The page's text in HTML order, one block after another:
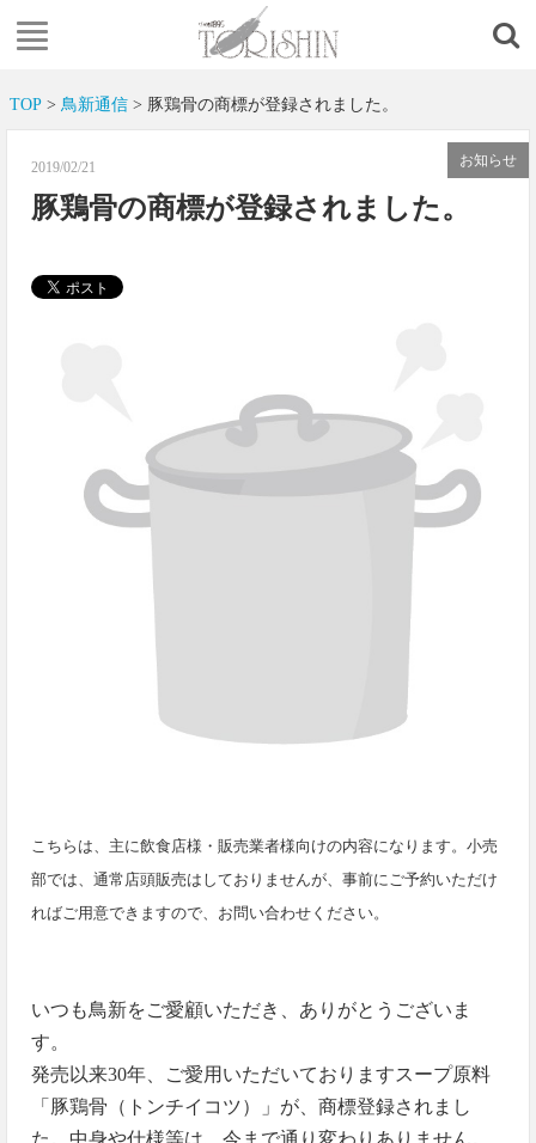
TOP> 鳥新通信> 豚鶏骨の商標が登録されました。
お知らせ
2019/02/21
豚鶏骨の商標が登録されました。
こちらは、主に飲食店様・販売業者様向けの内容になります。小売
部では、通常店頭販売はしておりませんが、事前にご予約いただけ
ればご用意できますので、お問い合わせください。
いつも鳥新をご愛顧いただき、ありがとうございま
す。
発売以来30年、ご愛用いただいておりますスープ原料
「豚鶏骨（トンチイコツ）」が、商標登録されまし
た。中身や仕様等は、今まで通り変わりありません。